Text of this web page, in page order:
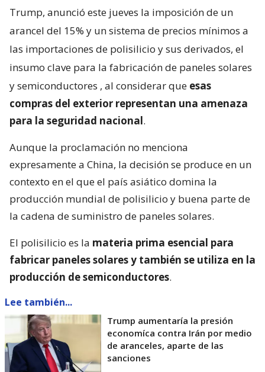
Trump, anunció este jueves la imposición de un
arancel del 15% y un sistema de precios mínimos a
las importaciones de polisilicio y sus derivados, el
insumo clave para la fabricación de paneles solares
y semiconductores , al considerar que esas
compras del exterior representan una amenaza
para la seguridad nacional.
Aunque la proclamación no menciona
expresamente a China, la decisión se produce en un
contexto en el que el país asiático domina la
producción mundial de polisilicio y buena parte de
la cadena de suministro de paneles solares.
El polisilicio es la materia prima esencial para
fabricar paneles solares y también se utiliza en la
producción de semiconductores.
Lee también...
Trump aumentaría la presión
economíca contra Irán por medio
de aranceles, aparte de las
sanciones